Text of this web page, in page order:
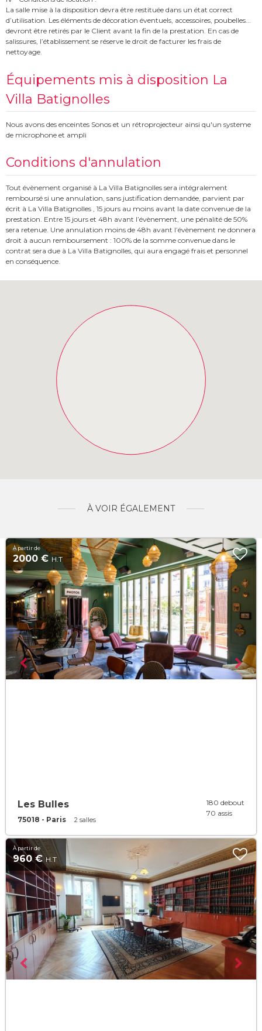
La salle mise à la disposition devra être restituée dans un état correct
d’utilisation. Les éléments de décoration éventuels, accessoires, poubelles...
devront être retirés par le Client avant la fin de la prestation. En cas de
salissures, l’établissement se réserve le droit de facturer les frais de
nettoyage.
Équipements mis à disposition La
Villa Batignolles
Nous avons des enceintes Sonos et un rétroprojecteur ainsi qu'un systeme
de microphone et ampli
Conditions d'annulation
Tout évènement organisé à La Villa Batignolles sera intégralement
remboursé si une annulation, sans justification demandée, parvient par
écrit à La Villa Batignolles , 15 jours au moins avant la date convenue de la
prestation. Entre 15 jours et 48h avant l’évènement, une pénalité de 50%
sera retenue. Une annulation moins de 48h avant l’évènement ne donnera
droit à aucun remboursement : 100% de la somme convenue dans le
contrat sera due à La Villa Batignolles, qui aura engagé frais et personnel
en conséquence.
À VOIR ÉGALEMENT
À partir de
2000 € H.T
Les Bulles
75018 - Paris 2 salles
180 debout
70 assis
À partir de
960 €H.T